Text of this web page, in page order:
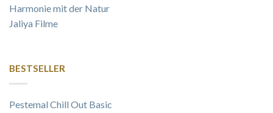
Harmonie mit der Natur
Jaliya Filme
BESTSELLER
Pestemal Chill Out Basic